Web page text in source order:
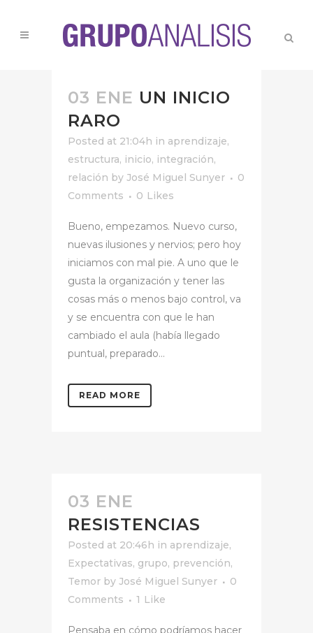
03 ENE UN INICIO
RARO
Posted at 21:04h in aprendizaje,
estructura, inicio, integración,
relación by José Miguel Sunyer
0
Comments
0 Likes
Bueno, empezamos. Nuevo curso,
nuevas ilusiones y nervios; pero hoy
iniciamos con mal pie. A uno que le
gusta la organización y tener las
cosas más o menos bajo control, va
y se encuentra con que le han
cambiado el aula (había llegado
puntual, preparado...
READ MORE
03 ENE
RESISTENCIAS
Posted at 20:46h in aprendizaje,
Expectativas, grupo, prevención,
Temor by José Miguel Sunyer
0
Comments
1 Like
Pensaba en cómo podríamos hacer